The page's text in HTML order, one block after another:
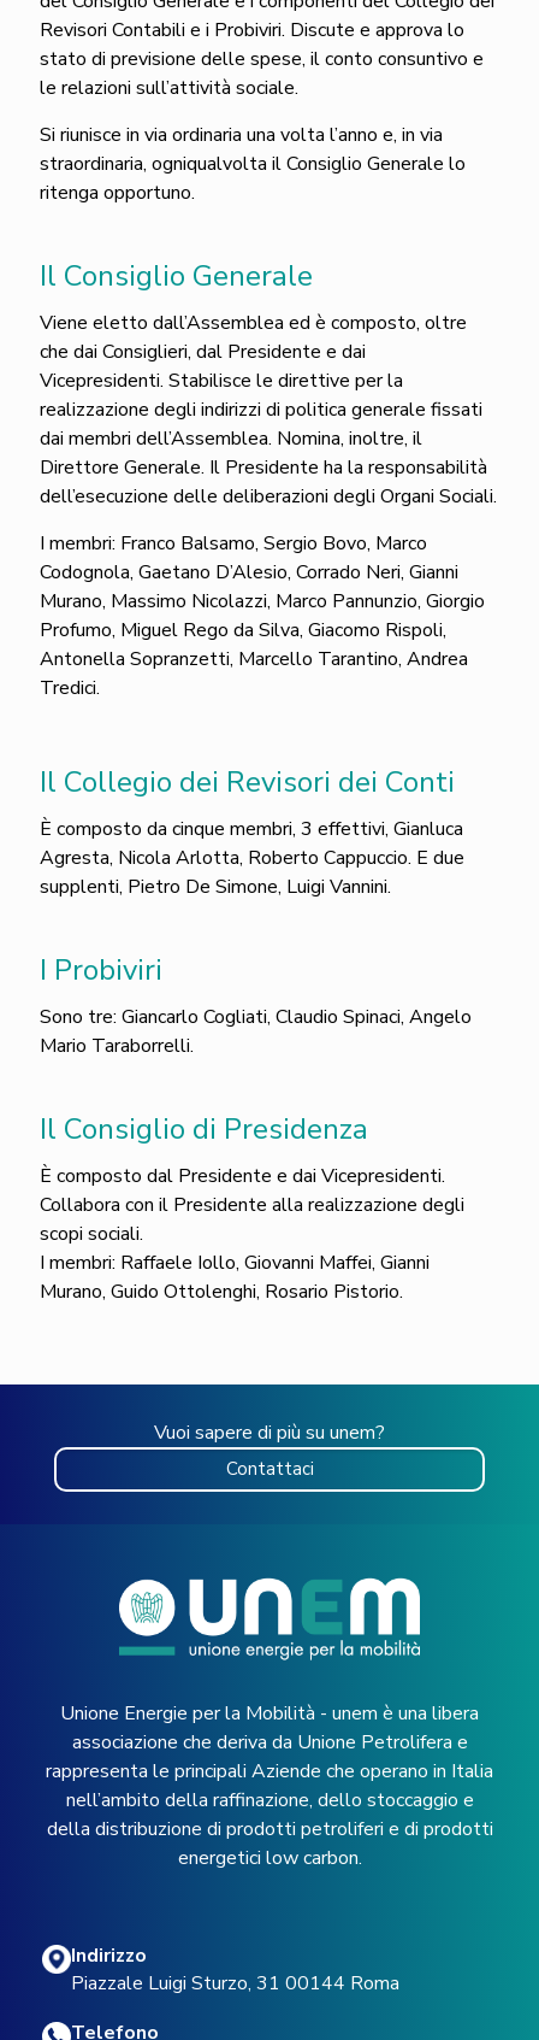
Revisori Contabili e i Probiviri. Discute e approva lo
stato di previsione delle spese, il conto consuntivo e
le relazioni sull’attività sociale.
Si riunisce in via ordinaria una volta l’anno e, in via
straordinaria, ogniqualvolta il Consiglio Generale lo
ritenga opportuno.
Il Consiglio Generale
Viene eletto dall’Assemblea ed è composto, oltre
che dai Consiglieri, dal Presidente e dai
Vicepresidenti. Stabilisce le direttive per la
realizzazione degli indirizzi di politica generale fissati
dai membri dell’Assemblea. Nomina, inoltre, il
Direttore Generale. Il Presidente ha la responsabilità
dell’esecuzione delle deliberazioni degli Organi Sociali.
I membri: Franco Balsamo, Sergio Bovo, Marco
Codognola, Gaetano D’Alesio, Corrado Neri, Gianni
Murano, Massimo Nicolazzi, Marco Pannunzio, Giorgio
Profumo, Miguel Rego da Silva, Giacomo Rispoli,
Antonella Sopranzetti, Marcello Tarantino, Andrea
Tredici.
Il Collegio dei Revisori dei Conti
È composto da cinque membri, 3 effettivi, Gianluca
Agresta, Nicola Arlotta, Roberto Cappuccio. E due
supplenti, Pietro De Simone, Luigi Vannini.
I Probiviri
Sono tre: Giancarlo Cogliati, Claudio Spinaci, Angelo
Mario Taraborrelli.
Il Consiglio di Presidenza
È composto dal Presidente e dai Vicepresidenti.
Collabora con il Presidente alla realizzazione degli
scopi sociali.
I membri: Raffaele Iollo, Giovanni Maffei, Gianni
Murano, Guido Ottolenghi, Rosario Pistorio.
Vuoi sapere di più su unem?
Contattaci
Unione Energie per la Mobilità - unem è una libera
associazione che deriva da Unione Petrolifera e
rappresenta le principali Aziende che operano in Italia
nell’ambito della raffinazione, dello stoccaggio e
della distribuzione di prodotti petroliferi e di prodotti
energetici low carbon.
Indirizzo
Piazzale Luigi Sturzo, 31 00144 Roma
Telefono